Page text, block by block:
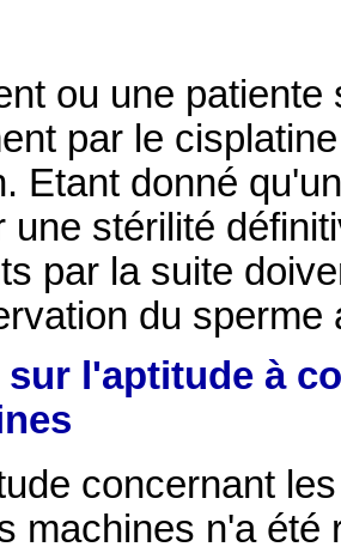
ou une
par le
Etant donné
une stérilité
par la suite
du sperme
sur l'aptitude à
concernant
machines n'a été